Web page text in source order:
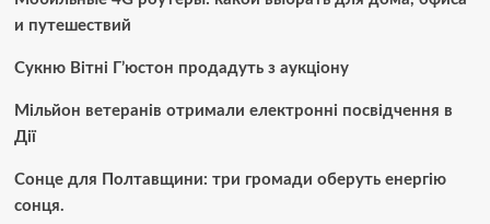
и путешествий
Сукню Вітні Г’юстон продадуть з аукціону
Мільйон ветеранів отримали електронні посвідчення в
Дії
Сонце для Полтавщини: три громади оберуть енергію
сонця.